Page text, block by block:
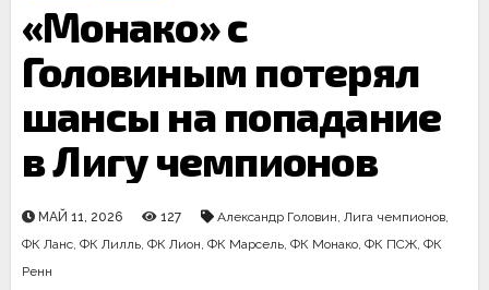
«Монако» с
Головиным потерял
шансы на попадание
в Лигу чемпионов
МАЙ 11, 2026 127 Александр Головин, Лига чемпионов,
ФК Ланс, ФК Лилль, ФК Лион, ФК Марсель, ФК Монако, ФК ПСЖ, ФК
Ренн